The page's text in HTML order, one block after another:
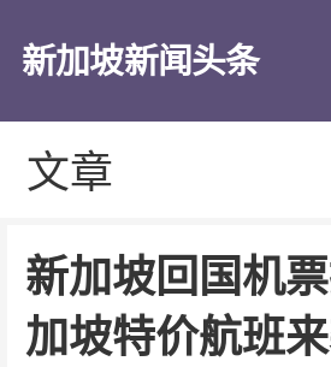
新加坡新闻头条
文章
新加坡回国机
加坡特价航班